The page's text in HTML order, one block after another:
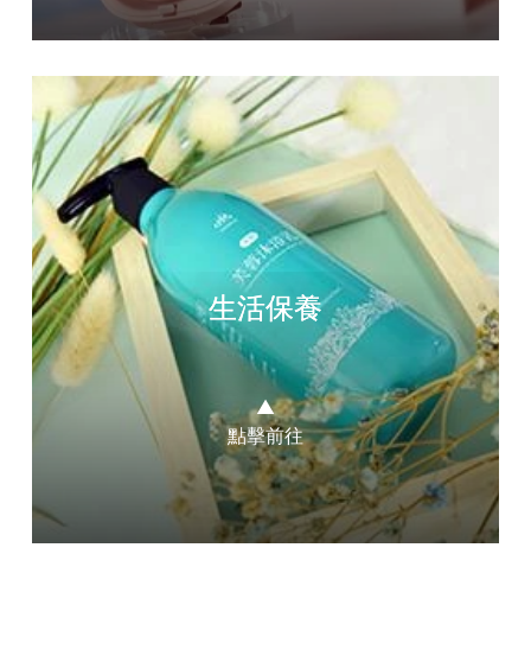
生活保養
▲
點擊前往